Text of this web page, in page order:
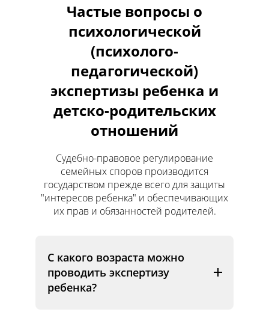
Частые вопросы о
психологической
(психолого-
педагогической)
экспертизы ребенка и
детско-родительских
отношений
Судебно-правовое регулирование
семейных споров производится
государством прежде всего для защиты
"интересов ребенка" и обеспечивающих
их прав и обязанностей родителей.
С какого возраста можно
проводить экспертизу
ребенка?